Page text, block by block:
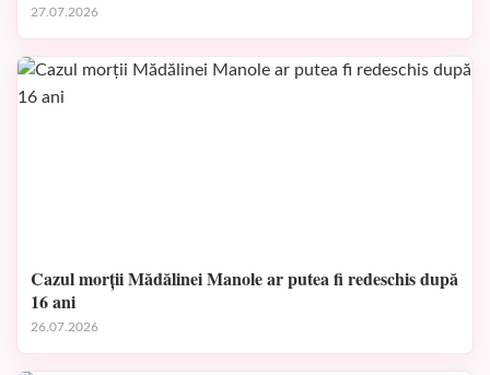
27.07.2026
Cazul morții Mădălinei Manole ar putea fi redeschis după
16 ani
26.07.2026